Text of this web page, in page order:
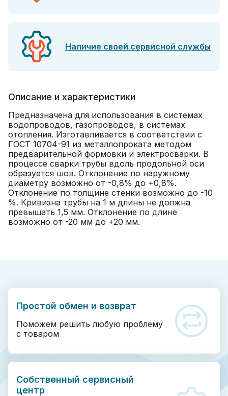
Наличие своей сервисной службы
Описание и характеристики
Предназначена для использования в системах
водопроводов, газопроводов, в системах
отопления. Изготавливается в соответствии с
ГОСТ 10704-91 из металлопроката методом
предварительной формовки и электросварки. В
процессе сварки трубы вдоль продольной оси
образуется шов. Отклонение по наружному
диаметру возможно от -0,8% до +0,8%.
Отклонение по толщине стенки возможно до -10
%. Кривизна трубы на 1 м длины не должна
превышать 1,5 мм. Отклонение по длине
возможно от -20 мм до +20 мм.
Простой обмен и возврат
Поможем решить любую проблему
с товаром
Собственный сервисный
центр